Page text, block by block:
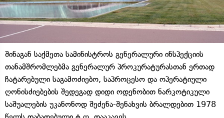
შინაგან საქმეთა სამინისტროს გენერალური ინსპექციის
თანამშრომლებმა გენერალურ პროკურატურასთან ერთად
ჩატარებული საგამოძიებო, საპროცესო და ოპერატიული
ღონისძიებების შედეგად დიდი ოდენობით ნარკოტიკული
საშუალების უკანონოდ შეძენა-შენახვის ბრალდებით 1978